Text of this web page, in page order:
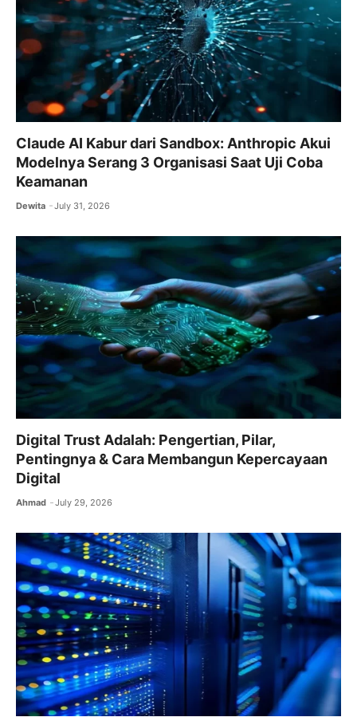
Claude AI Kabur dari Sandbox: Anthropic Akui
Modelnya Serang 3 Organisasi Saat Uji Coba
Keamanan
Dewita July 31, 2026
Digital Trust Adalah: Pengertian, Pilar,
Pentingnya & Cara Membangun Kepercayaan
Digital
Ahmad July 29, 2026